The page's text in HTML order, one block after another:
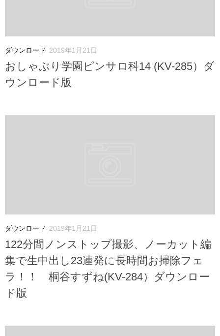
ダウンロード 2019年1月21日
おしゃぶり学園ピンサロ科14 (KV-285）ダ
ウンロード版
ダウンロード 2019年1月21日
122分間ノンストップ撮影、ノーカット編
集で生中出し23連発に長時間お掃除フェ
ラ！！ 桐谷すずね(KV-284）ダウンロー
ド版